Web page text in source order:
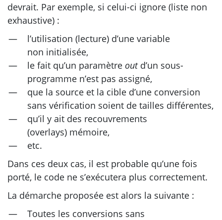
devrait. Par exemple, si celui-ci ignore (liste non
exhaustive) :
l’utilisation (lecture) d’une variable
non initialisée,
le fait qu’un paramètre outd’un sous-
programme n’est pas assigné,
que la source et la cible d’une conversion
sans vérification soient de tailles différentes,
qu’il y ait des recouvrements
(overlays) mémoire,
etc.
Dans ces deux cas, il est probable qu’une fois
porté, le code ne s’exécutera plus correctement.
La démarche proposée est alors la suivante :
Toutes les conversions sans